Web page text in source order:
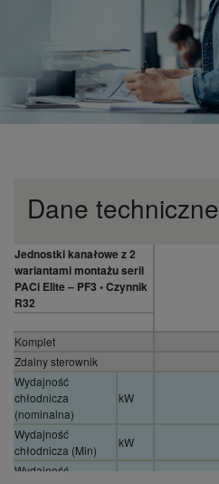
Dane techniczne
Jednostki kanałowe z 2
wariantami montażu serii
PACi Elite – PF3 • Czynnik
R32
Komplet
Zdalny sterownik
Wydajność
chłodnicza
(nominalna)
kW
Wydajność
chłodnicza (Min)
kW
Wydajność